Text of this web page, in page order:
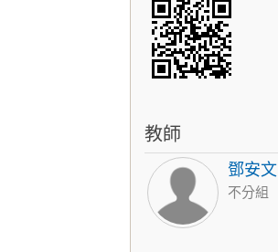
教師
鄧安文
不分組